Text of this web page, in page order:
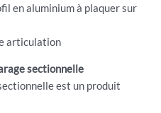
en aluminium à plaquer sur
articulation
sectionnelle
est un produit